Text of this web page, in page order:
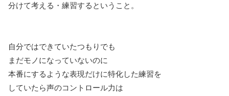
分けて考える・練習するということ。
自分ではできていたつもりでも
まだモノになっていないのに
本番にするような表現だけに特化した練習を
していたら声のコントロール力は